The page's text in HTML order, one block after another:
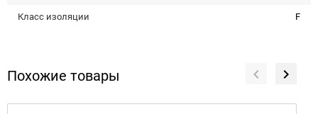
Класс изоляции F
Похожие товары